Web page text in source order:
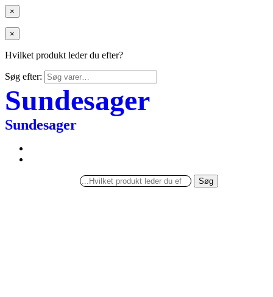
×
×
Hvilket produkt leder du efter?
Søg efter:
Sundesager
Sundesager
Søg